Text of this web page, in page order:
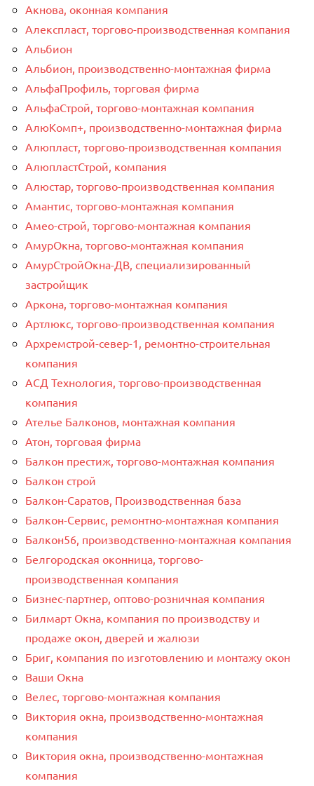
Акнова, оконная компания
Алекспласт, торгово-производственная компания
Альбион
Альбион, производственно-монтажная фирма
АльфаПрофиль, торговая фирма
АльфаСтрой, торгово-монтажная компания
АлюКомп+, производственно-монтажная фирма
Алюпласт, торгово-производственная компания
АлюпластСтрой, компания
Алюстар, торгово-производственная компания
Амантис, торгово-монтажная компания
Амео-строй, торгово-монтажная компания
АмурОкна, торгово-монтажная компания
АмурСтройОкна-ДВ, специализированный
застройщик
Аркона, торгово-монтажная компания
Артлюкс, торгово-производственная компания
Архремстрой-север-1, ремонтно-строительная
компания
АСД Технология, торгово-производственная
компания
Ателье Балконов, монтажная компания
Атон, торговая фирма
Балкон престиж, торгово-монтажная компания
Балкон строй
Балкон-Саратов, Производственная база
Балкон-Сервис, ремонтно-монтажная компания
Балкон56, производственно-монтажная компания
Белгородская оконница, торгово-
производственная компания
Бизнес-партнер, оптово-розничная компания
Билмарт Окна, компания по производству и
продаже окон, дверей и жалюзи
Бриг, компания по изготовлению и монтажу окон
Ваши Окна
Велес, торгово-монтажная компания
Виктория окна, производственно-монтажная
компания
Виктория окна, производственно-монтажная
компания